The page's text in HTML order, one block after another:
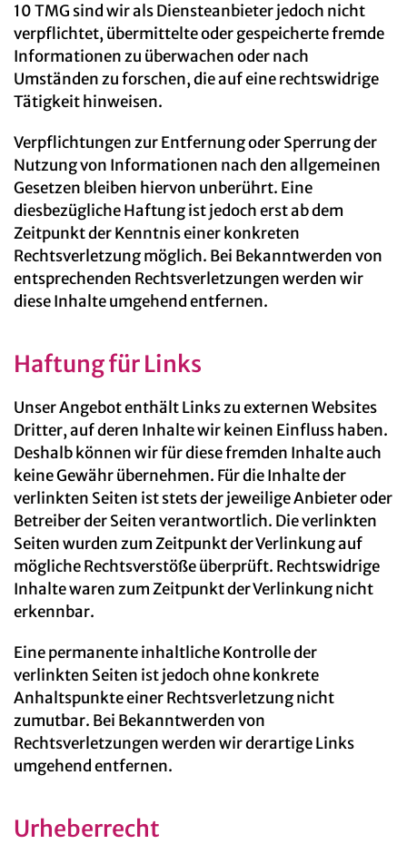
10 TMG sind wir als Diensteanbieter jedoch nicht
verpflichtet, übermittelte oder gespeicherte fremde
Informationen zu überwachen oder nach
Umständen zu forschen, die auf eine rechtswidrige
Tätigkeit hinweisen.
Verpflichtungen zur Entfernung oder Sperrung der
Nutzung von Informationen nach den allgemeinen
Gesetzen bleiben hiervon unberührt. Eine
diesbezügliche Haftung ist jedoch erst ab dem
Zeitpunkt der Kenntnis einer konkreten
Rechtsverletzung möglich. Bei Bekanntwerden von
entsprechenden Rechtsverletzungen werden wir
diese Inhalte umgehend entfernen.
Haftung für Links
Unser Angebot enthält Links zu externen Websites
Dritter, auf deren Inhalte wir keinen Einfluss haben.
Deshalb können wir für diese fremden Inhalte auch
keine Gewähr übernehmen. Für die Inhalte der
verlinkten Seiten ist stets der jeweilige Anbieter oder
Betreiber der Seiten verantwortlich. Die verlinkten
Seiten wurden zum Zeitpunkt der Verlinkung auf
mögliche Rechtsverstöße überprüft. Rechtswidrige
Inhalte waren zum Zeitpunkt der Verlinkung nicht
erkennbar.
Eine permanente inhaltliche Kontrolle der
verlinkten Seiten ist jedoch ohne konkrete
Anhaltspunkte einer Rechtsverletzung nicht
zumutbar. Bei Bekanntwerden von
Rechtsverletzungen werden wir derartige Links
umgehend entfernen.
Urheberrecht